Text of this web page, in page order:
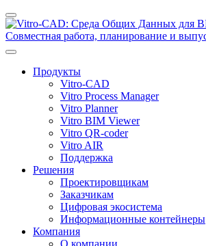
Продукты
Vitro-CAD
Vitro Process Manager
Vitro Planner
Vitro BIM Viewer
Vitro QR-coder
Vitro AIR
Поддержка
Решения
Проектировщикам
Заказчикам
Цифровая экосистема
Информационные контейнеры
Компания
О компании